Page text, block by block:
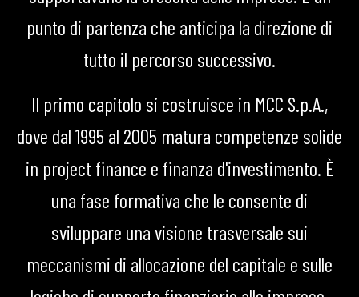
punto di partenza che anticipa la direzione di
tutto il percorso successivo.
Il primo capitolo si costruisce in MCC S.p.A.,
dove dal 1995 al 2005 matura competenze solide
in project finance e finanza d'investimento. È
una fase formativa che le consente di
sviluppare una visione trasversale sui
meccanismi di allocazione del capitale e sulle